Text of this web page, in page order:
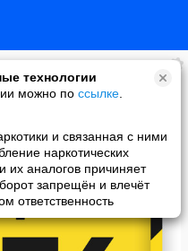
технологии
можно по ссылке
и связанная с ними
наркотических
их аналогов причиняет
запрещён и влечёт
ответственность